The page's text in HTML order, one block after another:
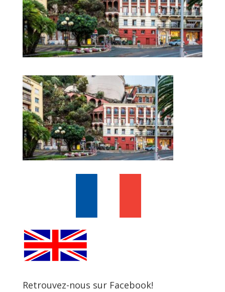
Retrouvez-nous sur Facebook!